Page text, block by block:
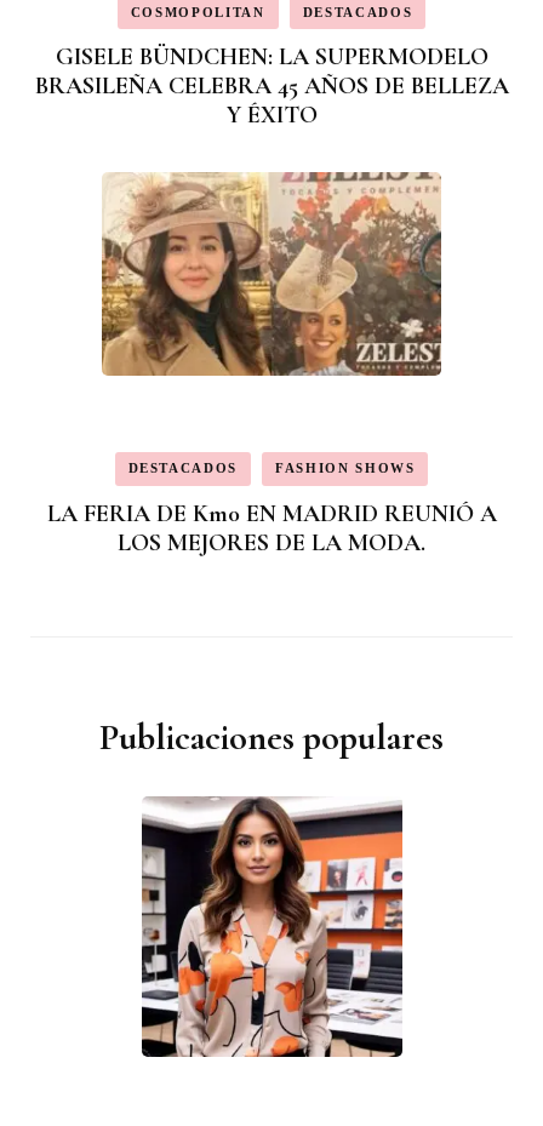
COSMOPOLITAN DESTACADOS
GISELE BÜNDCHEN: LA SUPERMODELO
BRASILEÑA CELEBRA 45 AÑOS DE BELLEZA
Y ÉXITO
DESTACADOS FASHION SHOWS
LA FERIA DE Km0 EN MADRID REUNIÓ A
LOS MEJORES DE LA MODA.
Publicaciones populares